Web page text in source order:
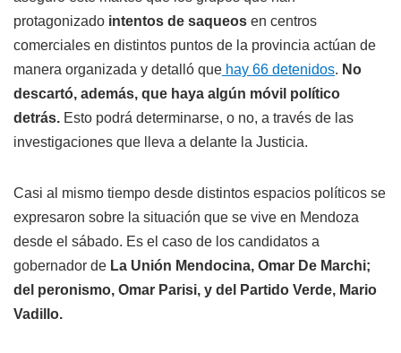
protagonizado intentos de saqueos en centros
comerciales en distintos puntos de la provincia actúan de
manera organizada y detalló que hay 66 detenidos. No
descartó, además, que haya algún móvil político
detrás. Esto podrá determinarse, o no, a través de las
investigaciones que lleva a delante la Justicia.
Casi al mismo tiempo desde distintos espacios políticos se
expresaron sobre la situación que se vive en Mendoza
desde el sábado. Es el caso de los candidatos a
gobernador de La Unión Mendocina, Omar De Marchi;
del peronismo, Omar Parisi, y del Partido Verde, Mario
Vadillo.